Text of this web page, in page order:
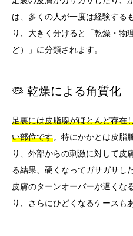
は、多くの人が一度は経験する
り、大きく分けると「乾燥・物
ど）」に分類されます。
🦠 乾燥による角質化
足裏には皮脂腺がほとんど存在
い部位です。特にかかとは皮脂
り、外部からの刺激に対して皮
る結果、硬くなってガサガサし
皮膚のターンオーバーが遅くな
り、さらにひどくなるケースも